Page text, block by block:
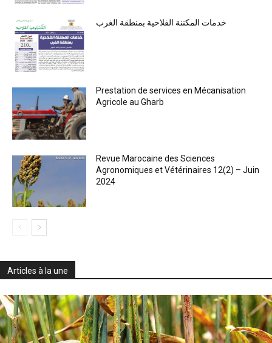
خدمات المكننة الفلاحية بمنطقة الغرب
Prestation de services en Mécanisation
Agricole au Gharb
Revue Marocaine des Sciences
Agronomiques et Vétérinaires 12(2) – Juin
2024
Articles à la une